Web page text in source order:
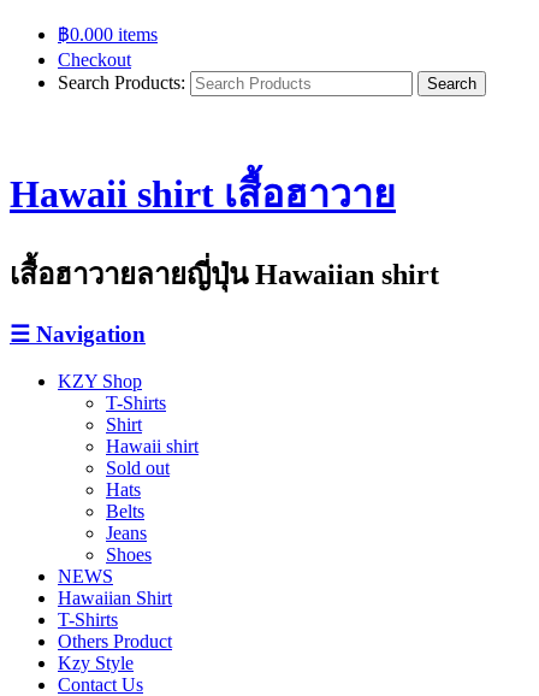
฿0.000 items
Checkout
Search Products:
Hawaii shirt เสื้อฮาวาย
เสื้อฮาวายลายญี่ปุ่น Hawaiian shirt
☰ Navigation
KZY Shop
T-Shirts
Shirt
Hawaii shirt
Sold out
Hats
Belts
Jeans
Shoes
NEWS
Hawaiian Shirt
T-Shirts
Others Product
Kzy Style
Contact Us